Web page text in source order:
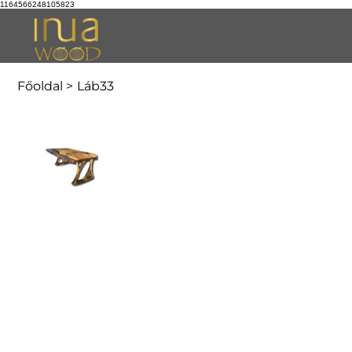
1164566248105823
Főoldal > Láb33